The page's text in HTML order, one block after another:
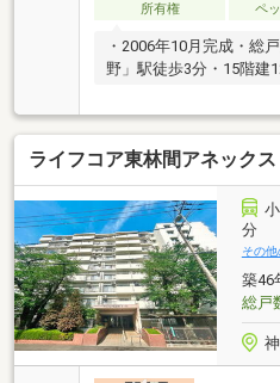
所有権 ペ
・2006年10月完成・総
野」駅徒歩3分・15階建
専有部分～・専有面積
住戸・食器洗乾燥機・
浴室、浴室換気乾燥機・
内を有効利用できるア
歴あり～ 間取り変更（
置（2020年7月） 各洋
ス・洗濯パン・洗濯水
交換（2025年3月）、、
ライフコア東林間アネックス
分
その他
築46
総戸